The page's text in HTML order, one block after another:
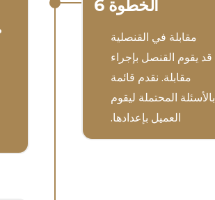
الخطوة 6
مقابلة في القنصلية
قد يقوم القنصل بإجراء
مقابلة. نقدم قائمة
بالأسئلة المحتملة ليقوم
العميل بإعدادها.